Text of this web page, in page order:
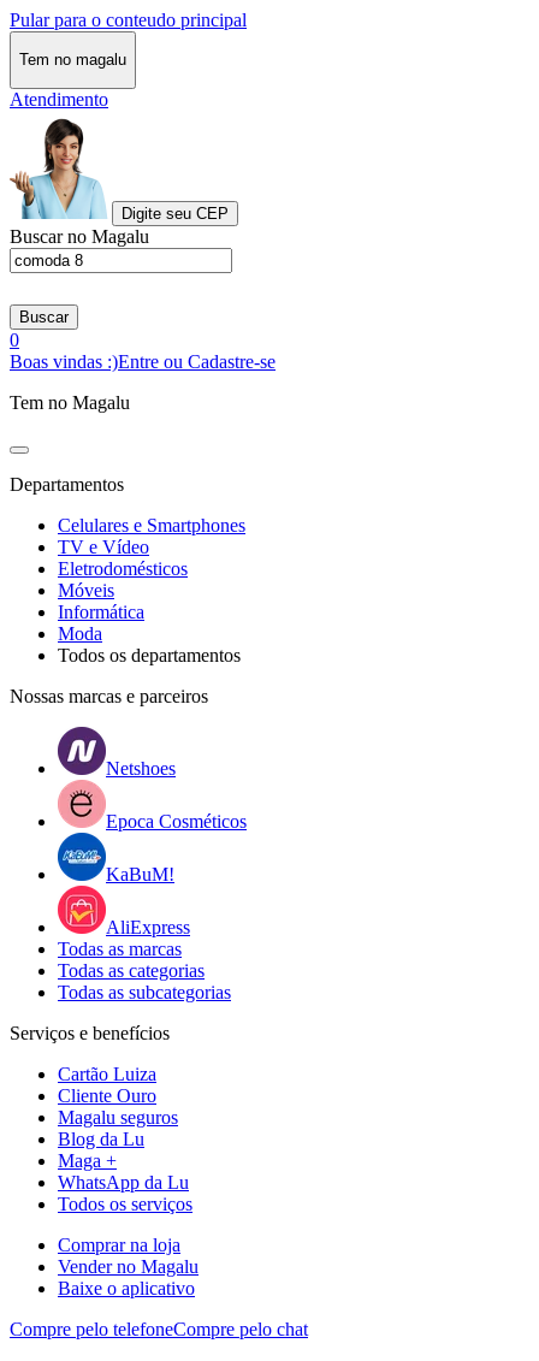
Pular para o conteudo principal
Tem no magalu
Atendimento
Digite seu CEP
Buscar no Magalu
Buscar
0
Boas vindas :)Entre ou Cadastre-se
Tem no Magalu
Departamentos
Celulares e Smartphones
TV e Vídeo
Eletrodomésticos
Móveis
Informática
Moda
Todos os departamentos
Nossas marcas e parceiros
Netshoes
Epoca Cosméticos
KaBuM!
AliExpress
Todas as marcas
Todas as categorias
Todas as subcategorias
Serviços e benefícios
Cartão Luiza
Cliente Ouro
Magalu seguros
Blog da Lu
Maga +
WhatsApp da Lu
Todos os serviços
Comprar na loja
Vender no Magalu
Baixe o aplicativo
Compre pelo telefoneCompre pelo chat